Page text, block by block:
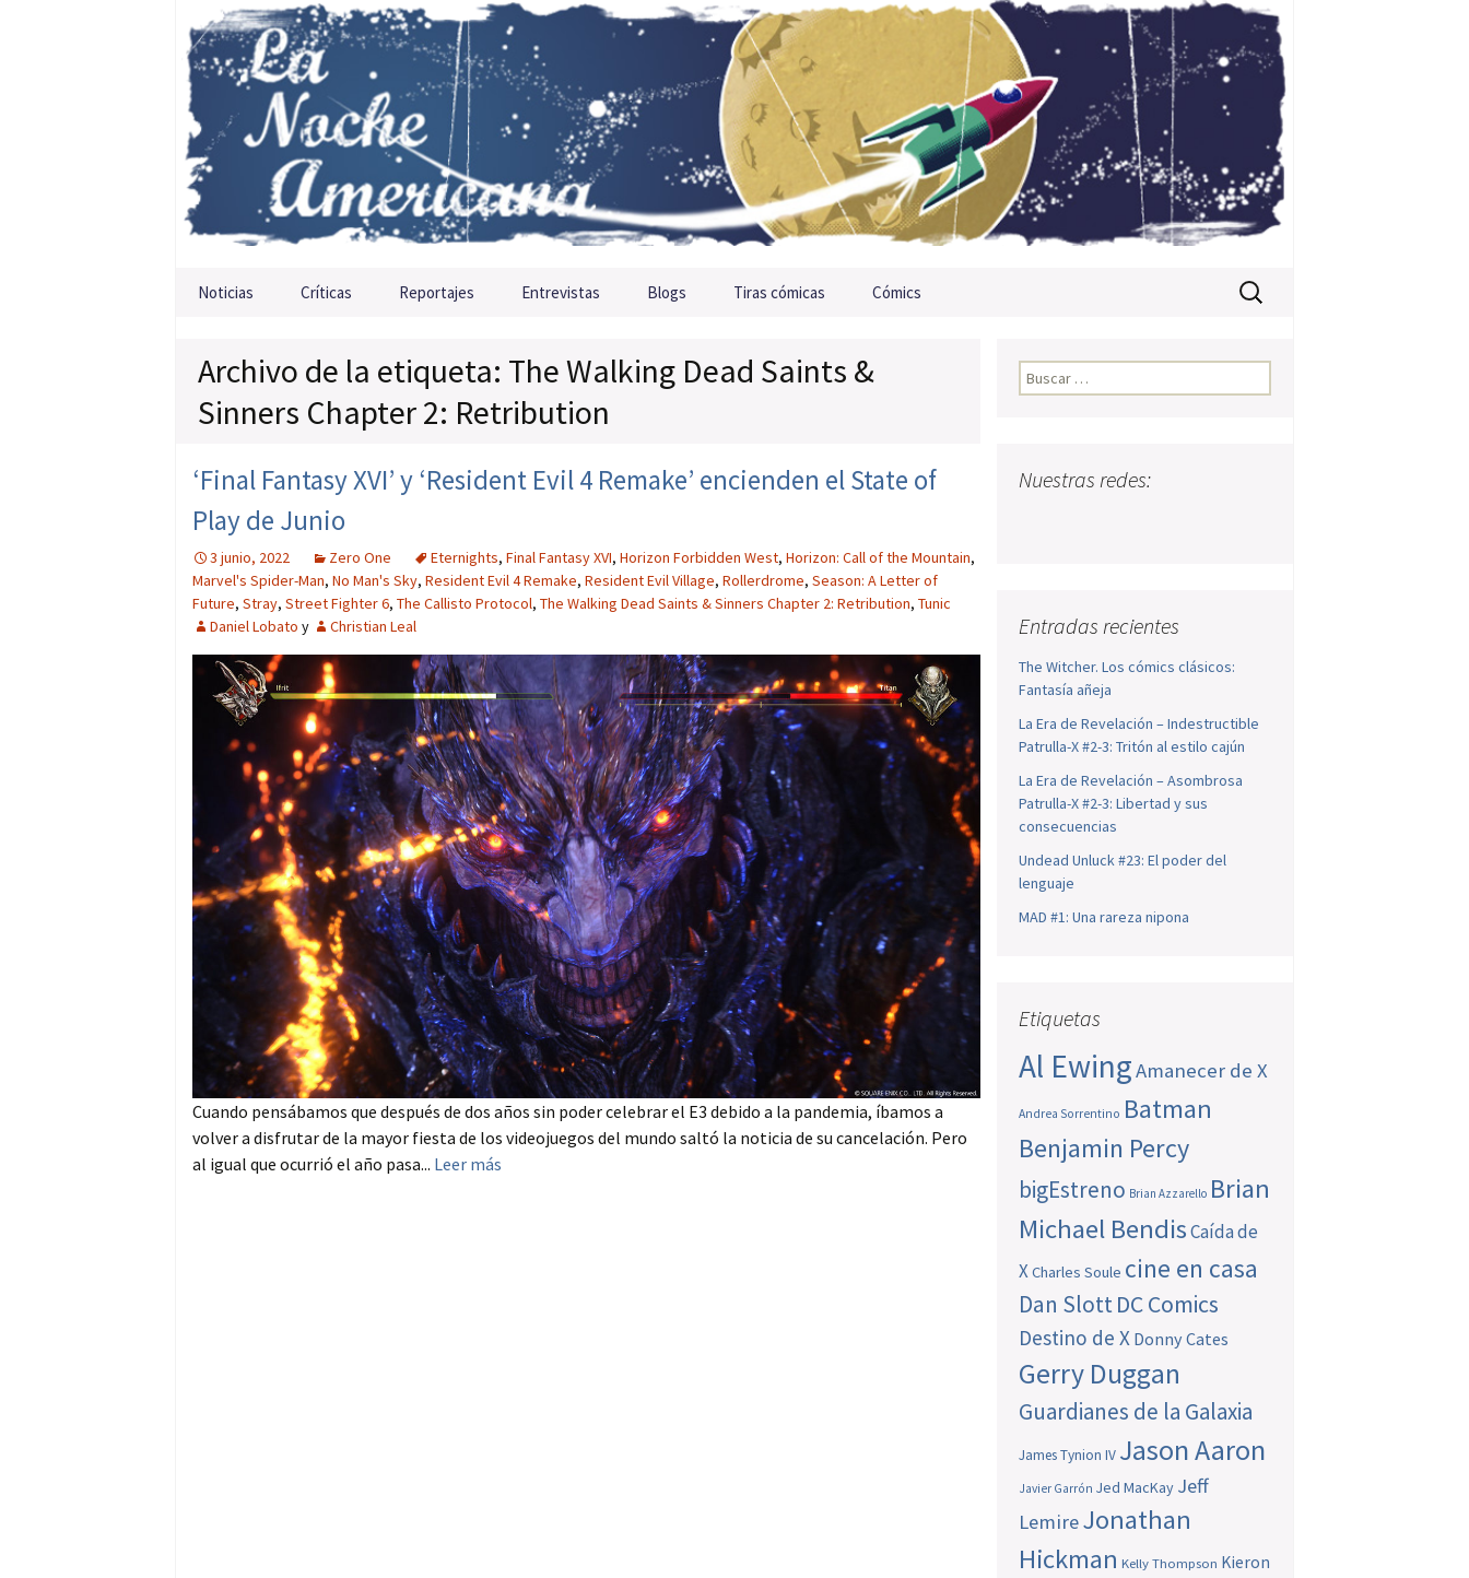
Saltar al contenido
Noticias Críticas Reportajes Entrevistas Blogs Tiras cómicas Cómics Buscar:
Archivo de la etiqueta: The Walking Dead Saints &
Sinners Chapter 2: Retribution
‘Final Fantasy XVI’ y ‘Resident Evil 4 Remake’ encienden el State of
Play de Junio
3 junio, 2022 Zero One Eternights, Final Fantasy XVI, Horizon Forbidden West, Horizon: Call of the Mountain,
Marvel's Spider-Man, No Man's Sky, Resident Evil 4 Remake, Resident Evil Village, Rollerdrome, Season: A Letter of
Future, Stray, Street Fighter 6, The Callisto Protocol, The Walking Dead Saints & Sinners Chapter 2: Retribution, Tunic
Daniel Lobato y Christian Leal
Cuando pensábamos que después de dos años sin poder celebrar el E3 debido a la pandemia, íbamos a
volver a disfrutar de la mayor fiesta de los videojuegos del mundo saltó la noticia de su cancelación. Pero
al igual que ocurrió el año pasa... Leer más
Buscar:
Nuestras redes:
Entradas recientes
The Witcher. Los cómics clásicos:
Fantasía añeja
La Era de Revelación – Indestructible
Patrulla-X #2-3: Tritón al estilo cajún
La Era de Revelación – Asombrosa
Patrulla-X #2-3: Libertad y sus
consecuencias
Undead Unluck #23: El poder del
lenguaje
MAD #1: Una rareza nipona
Etiquetas
Al EwingAmanecer de X
Andrea Sorrentino Batman
Benjamin Percy
bigEstreno Brian Azzarello Brian
Michael BendisCaída de
XCharles Soule cine en casa
Dan SlottDC Comics
Destino de X Donny Cates
Gerry Duggan
Guardianes de la Galaxia
James Tynion IV Jason Aaron
Javier Garrón Jed MacKay Jeff
LemireJonathan
Hickman Kelly Thompson Kieron